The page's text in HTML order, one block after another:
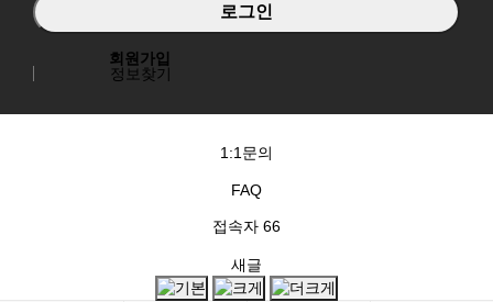
회원가입
정보찾기
1:1문의
FAQ
접속자 66
새글